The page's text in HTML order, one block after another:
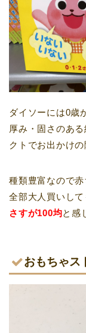
ダイソーには0歳
厚み・固さのあ
クトでお出かけ
種類豊富なので赤
全部大人買いして
さすが100均と感
おもちゃス